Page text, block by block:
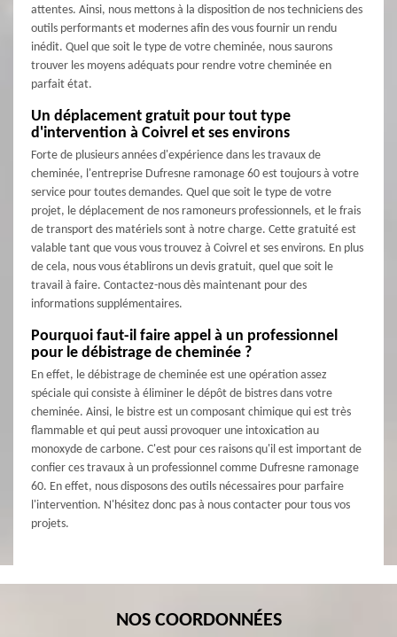
attentes. Ainsi, nous mettons à la disposition de nos techniciens des
outils performants et modernes afin des vous fournir un rendu
inédit. Quel que soit le type de votre cheminée, nous saurons
trouver les moyens adéquats pour rendre votre cheminée en
parfait état.
Un déplacement gratuit pour tout type
d'intervention à Coivrel et ses environs
Forte de plusieurs années d'expérience dans les travaux de
cheminée, l'entreprise Dufresne ramonage 60 est toujours à votre
service pour toutes demandes. Quel que soit le type de votre
projet, le déplacement de nos ramoneurs professionnels, et le frais
de transport des matériels sont à notre charge. Cette gratuité est
valable tant que vous vous trouvez à Coivrel et ses environs. En plus
de cela, nous vous établirons un devis gratuit, quel que soit le
travail à faire. Contactez-nous dès maintenant pour des
informations supplémentaires.
Pourquoi faut-il faire appel à un professionnel
pour le débistrage de cheminée ?
En effet, le débistrage de cheminée est une opération assez
spéciale qui consiste à éliminer le dépôt de bistres dans votre
cheminée. Ainsi, le bistre est un composant chimique qui est très
flammable et qui peut aussi provoquer une intoxication au
monoxyde de carbone. C'est pour ces raisons qu'il est important de
confier ces travaux à un professionnel comme Dufresne ramonage
60. En effet, nous disposons des outils nécessaires pour parfaire
l'intervention. N'hésitez donc pas à nous contacter pour tous vos
projets.
NOS COORDONNÉES